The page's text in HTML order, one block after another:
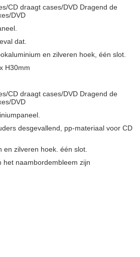
CD draagt cases/DVD Dragend de
DVD
dat.
en zilveren hoek, één slot.
H30mm
CD draagt cases/DVD Dragend de
DVD
desgevallend, pp-materiaal voor CD
zilveren hoek. één slot.
het naambordembleem zijn